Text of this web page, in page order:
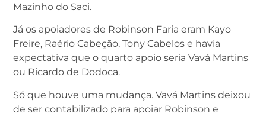
Mazinho do Saci.
Já os apoiadores de Robinson Faria eram Kayo
Freire, Raério Cabeção, Tony Cabelos e havia
expectativa que o quarto apoio seria Vavá Martins
ou Ricardo de Dodoca.
Só que houve uma mudança. Vavá Martins deixou
de ser contabilizado para apoiar Robinson e